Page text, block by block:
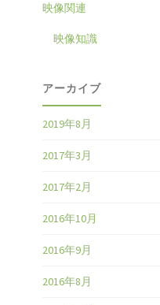
映像関連
映像知識
アーカイブ
2019年8月
2017年3月
2017年2月
2016年10月
2016年9月
2016年8月